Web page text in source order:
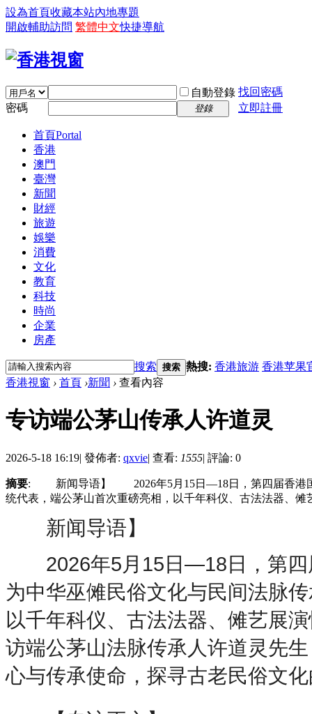
設為首頁收藏本站內地專題
開啟輔助訪問 繁體中文快捷導航
自動登錄 找回密碼
密碼
登錄 立即註冊
首頁Portal
香港
澳門
臺灣
新聞
財經
旅遊
娛樂
消費
文化
教育
科技
時尚
企業
房產
搜索 搜索 熱搜: 香港旅游 香港苹果
香港視窗 › 首頁 ›新聞 › 查看內容
专访端公茅山传承人许道灵
2026-5-18 16:19| 發佈者: qxvie| 查看: 1555| 評論: 0
摘要: 新闻导语】 2026年5月15日—18日，第四届香港国
统代表，端公茅山首次重磅亮相，以千年科仪、古法法器、傩
新闻导语】
2026年5月15日—18日，第四
为中华巫傩民俗文化与民间法脉
以千年科仪、古法法器、傩艺展
访端公茅山法脉传承人许道灵先
心与传承使命，探寻古老民俗文